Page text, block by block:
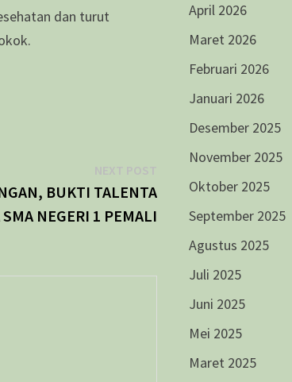
dan turut
NEXT POSTNext
post:
BUKTI TALENTA
NEGERI 1 PEMALI
April 2026
Maret 2026
Februari 2026
Januari 2026
Desember 2025
November 2025
Oktober 2025
September 2025
Agustus 2025
Juli 2025
Juni 2025
Mei 2025
Maret 2025